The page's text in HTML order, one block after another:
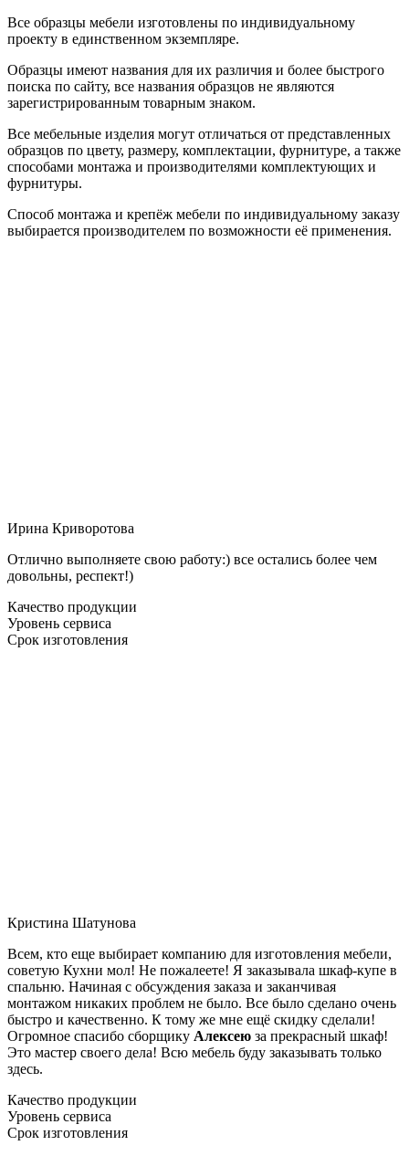
Все образцы мебели изготовлены по индивидуальному
проекту в единственном экземпляре.
Образцы имеют названия для их различия и более быстрого
поиска по сайту, все названия образцов не являются
зарегистрированным товарным знаком.
Все мебельные изделия могут отличаться от представленных
образцов по цвету, размеру, комплектации, фурнитуре, а также
способами монтажа и производителями комплектующих и
фурнитуры.
Способ монтажа и крепёж мебели по индивидуальному заказу
выбирается производителем по возможности её применения.
Ирина Криворотова
Отлично выполняете свою работу:) все остались более чем
довольны, респект!)
Качество продукции
Уровень сервиса
Срок изготовления
Кристина Шатунова
Всем, кто еще выбирает компанию для изготовления мебели,
советую Кухни мол! Не пожалеете! Я заказывала шкаф-купе в
спальню. Начиная с обсуждения заказа и заканчивая
монтажом никаких проблем не было. Все было сделано очень
быстро и качественно. К тому же мне ещё скидку сделали!
Огромное спасибо сборщику Алексею за прекрасный шкаф!
Это мастер своего дела! Всю мебель буду заказывать только
здесь.
Качество продукции
Уровень сервиса
Срок изготовления